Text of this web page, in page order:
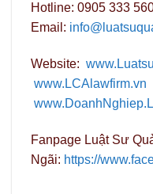
Hotline: 0905 333
Email:
Website:
www.LCAlawfirm.vn
Fanpage Luật Sư
Ngãi: https://